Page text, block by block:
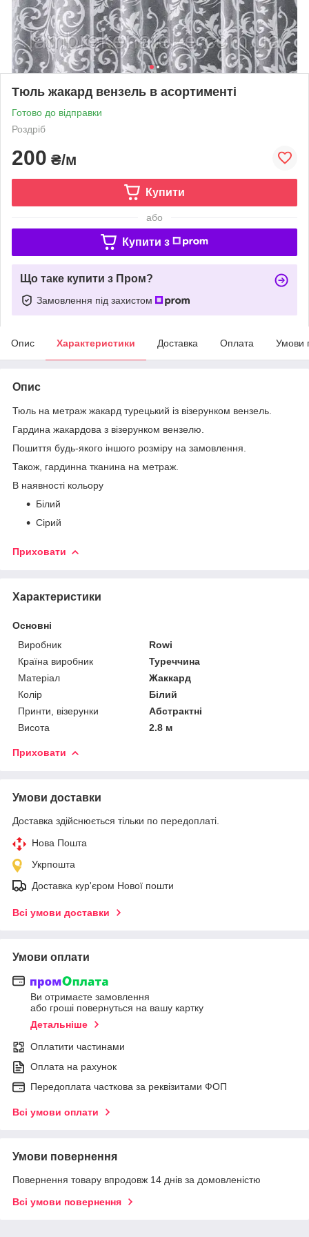
Тюль жакард вензель в асортименті
Готово до відправки
Роздріб
200 ₴/м
Купити
або
Купити з
Що таке купити з Пром?
Замовлення під захистом
Опис Характеристики Доставка Оплата Умови
Опис
Тюль на метраж жакард турецький із візерунком вензель.
Гардина жакардова з візерунком вензелю.
Пошиття будь-якого іншого розміру на замовлення.
Також, гардинна тканина на метраж.
В наявності кольору
Білий
Сірий
Приховати
Характеристики
Основні
Виробник
Rowi
Країна виробник
Туреччина
Матеріал
Жаккард
Колір
Білий
Принти, візерунки
Абстрактні
Висота
2.8 м
Приховати
Умови доставки
Доставка здійснюється тільки по передоплаті.
Нова Пошта
Укрпошта
Доставка кур'єром Нової пошти
Всі умови доставки
Умови оплати
Ви отримаєте замовлення
або гроші повернуться на вашу картку
Детальніше
Оплатити частинами
Оплата на рахунок
Передоплата часткова за реквізитами ФОП
Всі умови оплати
Умови повернення
Повернення товару впродовж 14 днів за домовленістю
Всі умови повернення